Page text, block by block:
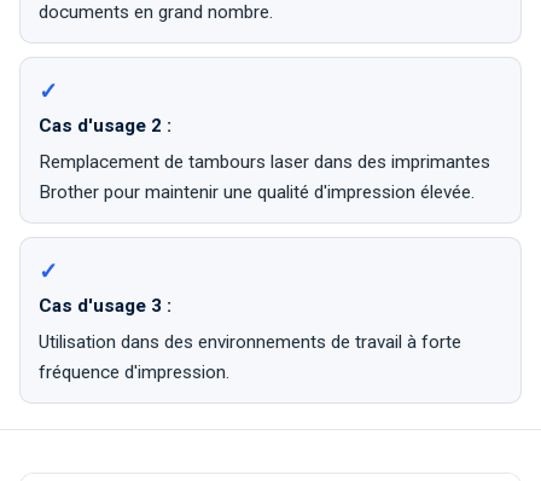
documents en grand nombre.
Cas d'usage 2 :
Remplacement de tambours laser dans des imprimantes
Brother pour maintenir une qualité d'impression élevée.
Cas d'usage 3 :
Utilisation dans des environnements de travail à forte
fréquence d'impression.